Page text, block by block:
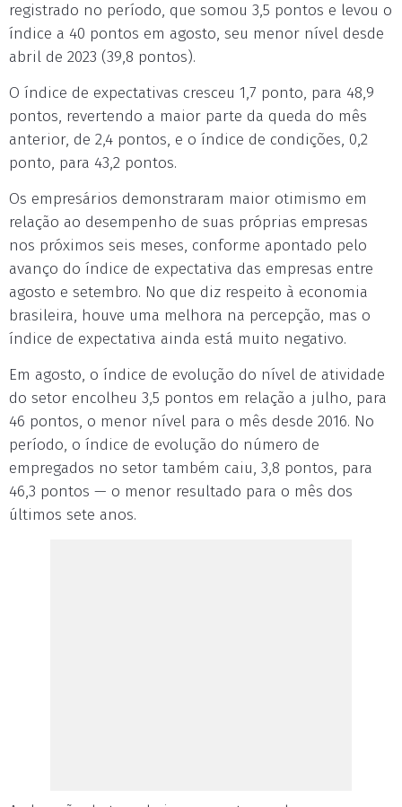
registrado no período, que somou 3,5 pontos e levou o
índice a 40 pontos em agosto, seu menor nível desde
abril de 2023 (39,8 pontos).
O índice de expectativas cresceu 1,7 ponto, para 48,9
pontos, revertendo a maior parte da queda do mês
anterior, de 2,4 pontos, e o índice de condições, 0,2
ponto, para 43,2 pontos.
Os empresários demonstraram maior otimismo em
relação ao desempenho de suas próprias empresas
nos próximos seis meses, conforme apontado pelo
avanço do índice de expectativa das empresas entre
agosto e setembro. No que diz respeito à economia
brasileira, houve uma melhora na percepção, mas o
índice de expectativa ainda está muito negativo.
Em agosto, o índice de evolução do nível de atividade
do setor encolheu 3,5 pontos em relação a julho, para
46 pontos, o menor nível para o mês desde 2016. No
período, o índice de evolução do número de
empregados no setor também caiu, 3,8 pontos, para
46,3 pontos — o menor resultado para o mês dos
últimos sete anos.